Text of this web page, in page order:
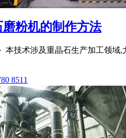
粉机的制作方法
本技术涉及重晶石生产加工领
8511